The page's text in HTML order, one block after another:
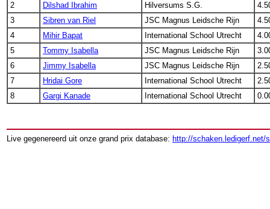
2
Dilshad Ibrahim Hilversums S.G.
3
Sibren van Riel JSC Magnus Leidsche Rijn
4
Mihir Bapat International School Utrecht
5
Tommy Isabella JSC Magnus Leidsche Rijn
6
Jimmy Isabella JSC Magnus Leidsche Rijn
7
Hridai Gore International School Utrecht
8
Gargi Kanade International School Utrecht
Live gegenereerd uit onze grand prix database: http://schaken.ledigerf.net/